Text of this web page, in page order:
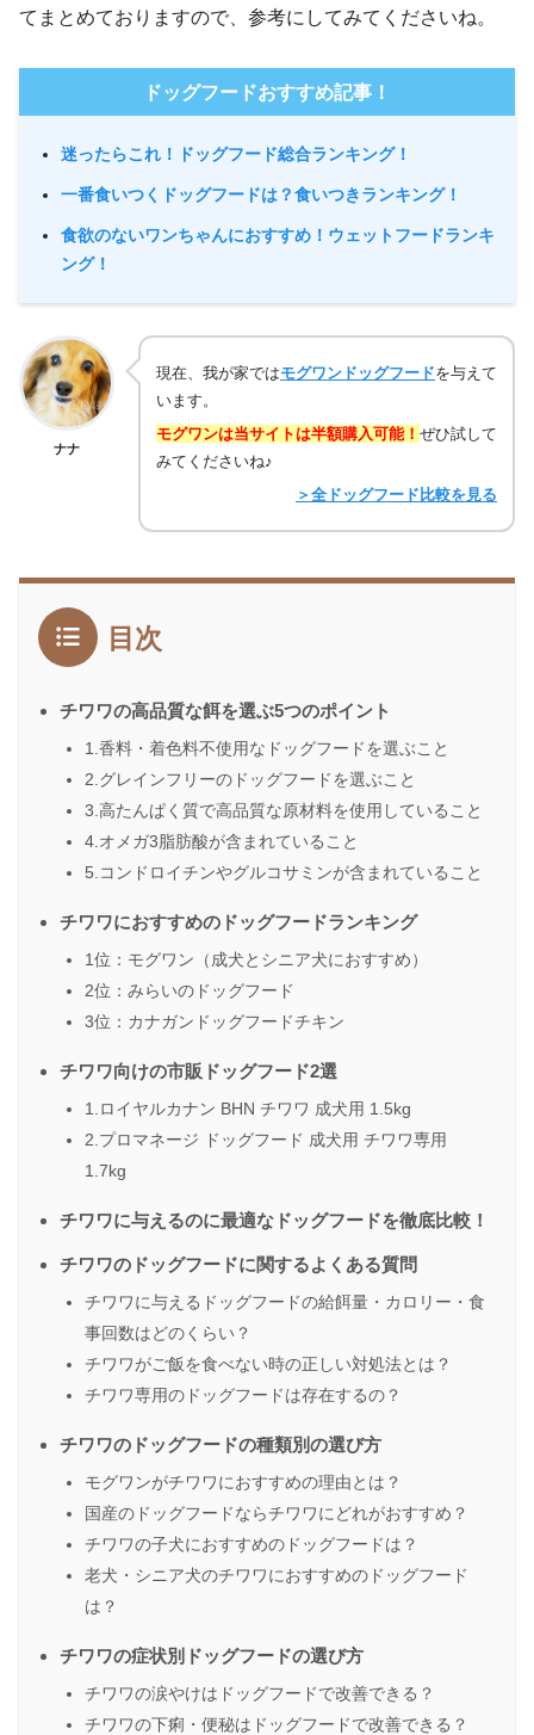
てまとめておりますので、参考にしてみてくださいね。
ドッグフードおすすめ記事！
迷ったらこれ！ドッグフード総合ランキング！
一番食いつくドッグフードは？食いつきランキング！
食欲のないワンちゃんにおすすめ！ウェットフードランキ
ング！
ナナ
現在、我が家ではモグワンドッグフードを与えて
います。
モグワンは当サイトは半額購入可能！ ぜひ試して
みてくださいね♪
＞全ドッグフード比較を見る
目次
チワワの高品質な餌を選ぶ5つのポイント
1.香料・着色料不使用なドッグフードを選ぶこと
2.グレインフリーのドッグフードを選ぶこと
3.高たんぱく質で高品質な原材料を使用していること
4.オメガ3脂肪酸が含まれていること
5.コンドロイチンやグルコサミンが含まれていること
チワワにおすすめのドッグフードランキング
1位：モグワン（成犬とシニア犬におすすめ）
2位：みらいのドッグフード
3位：カナガンドッグフードチキン
チワワ向けの市販ドッグフード2選
1.ロイヤルカナン BHN チワワ 成犬用 1.5kg
2.プロマネージ ドッグフード 成犬用 チワワ専用
1.7kg
チワワに与えるのに最適なドッグフードを徹底比較！
チワワのドッグフードに関するよくある質問
チワワに与えるドッグフードの給餌量・カロリー・食
事回数はどのくらい？
チワワがご飯を食べない時の正しい対処法とは？
チワワ専用のドッグフードは存在するの？
チワワのドッグフードの種類別の選び方
モグワンがチワワにおすすめの理由とは？
国産のドッグフードならチワワにどれがおすすめ？
チワワの子犬におすすめのドッグフードは？
老犬・シニア犬のチワワにおすすめのドッグフード
は？
チワワの症状別ドッグフードの選び方
チワワの涙やけはドッグフードで改善できる？
チワワの下痢・便秘はドッグフードで改善できる？